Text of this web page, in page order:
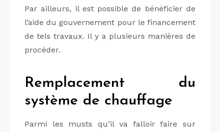
Par ailleurs, il est possible de bénéficier de
l’aide du gouvernement pour le financement
de tels travaux. Il y a plusieurs manières de
procéder.
Remplacement du
système de chauffage
Parmi les musts qu’il va falloir faire sur